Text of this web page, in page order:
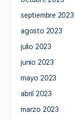
septiembre 2023
agosto 2023
julio 2023
junio 2023
mayo 2023
abril 2023
marzo 2023